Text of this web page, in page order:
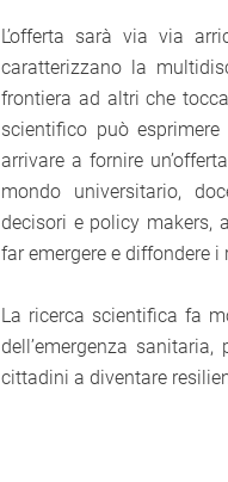
L’offerta sarà via via
caratterizzano la
frontiera ad altri che
scientifico può
arrivare a fornire
mondo universitario,
decisori e policy makers,
far emergere e diffondere
La ricerca scientifica fa
dell’emergenza
cittadini a diventare